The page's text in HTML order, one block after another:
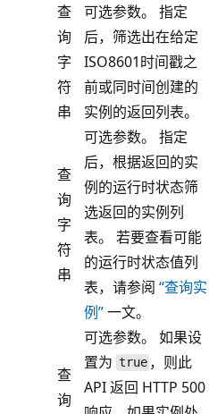
查
询
字
符
串
可选参数。 指定
后，筛选出在给定
ISO8601时间戳之
前或同时间创建的
实例的返回列表。
查
询
字
符
串
可选参数。 指定
后，根据返回的实
例的运行时状态筛
选返回的实例列
表。 若要查看可能
的运行时状态值列
表，请参阅 “查询实
例”一文。
查
询
可选参数。 如果设
置为 true ，则此
API 返回 HTTP 500